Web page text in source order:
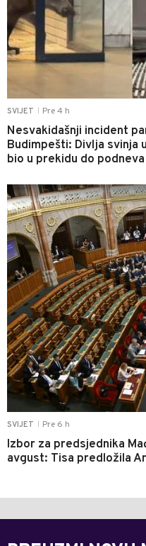
SVIJET Pre 4 h
Nesvakidašnji incident
Budimpešti: Divlja svinja
bio u prekidu do podneva
SVIJET Pre 6 h
Izbor za predsjednika
avgust: Tisa predložila